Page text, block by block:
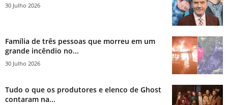
30 Julho 2026
Família de três pessoas que morreu em um
grande incêndio no...
30 Julho 2026
Tudo o que os produtores e elenco de Ghost
contaram na...